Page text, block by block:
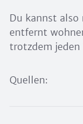
Du kannst also
entfernt
trotzdem
Quellen: